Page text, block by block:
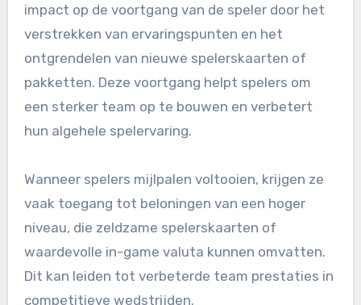
impact op de voortgang van de speler door het
verstrekken van ervaringspunten en het
ontgrendelen van nieuwe spelerskaarten of
pakketten. Deze voortgang helpt spelers om
een sterker team op te bouwen en verbetert
hun algehele spelervaring.
Wanneer spelers mijlpalen voltooien, krijgen ze
vaak toegang tot beloningen van een hoger
niveau, die zeldzame spelerskaarten of
waardevolle in-game valuta kunnen omvatten.
Dit kan leiden tot verbeterde team prestaties in
competitieve wedstrijden.